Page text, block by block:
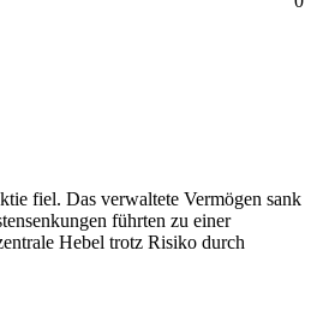
fiel. Das verwaltete Vermögen sank
führten zu einer
Hebel trotz Risiko durch